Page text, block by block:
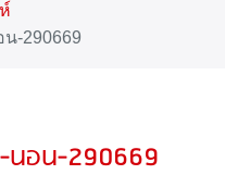
-290669
-นอน-290669